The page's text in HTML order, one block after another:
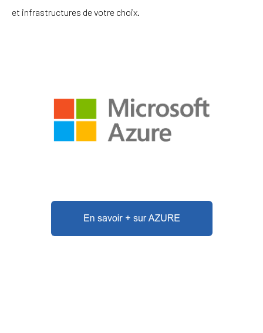
et infrastructures de votre choix.